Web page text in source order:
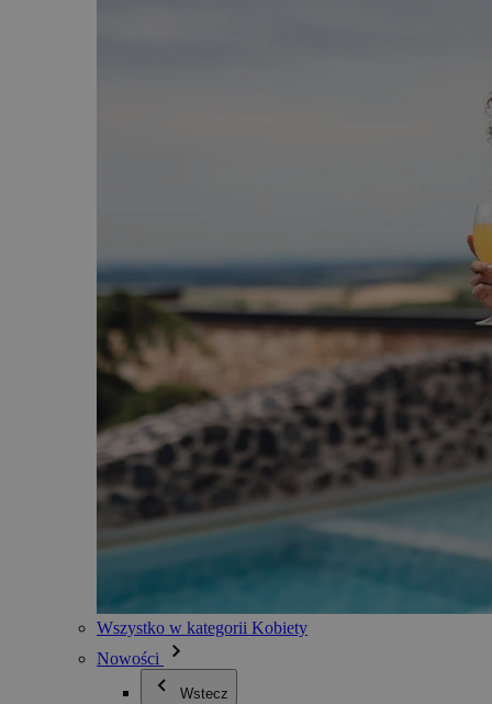
Wszystko w kategorii Kobiety
Nowości
Wstecz